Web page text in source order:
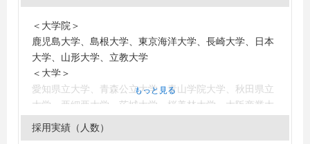
＜大学院＞
鹿児島大学、島根大学、東京海洋大学、長崎大学、日本
大学、山形大学、立教大学
＜大学＞
愛知県立大学、青森公立大学、青山学院大学、秋田県立
大学、亜細亜大学、茨城大学、桜美林大学、大阪商業大
学、鹿児島大学、神奈川大学、関西大学、関西学院大
学、神田外語大学、関東学院大学、北九州市立大学、北
もっと見る
採用実績（人数）